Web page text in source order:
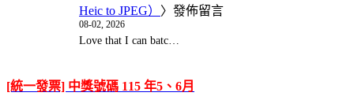
Heic to JPEG） 〉發佈留言
08-02, 2026
Love that I can batc…
[統一發票] 中獎號碼 115 年5、6月